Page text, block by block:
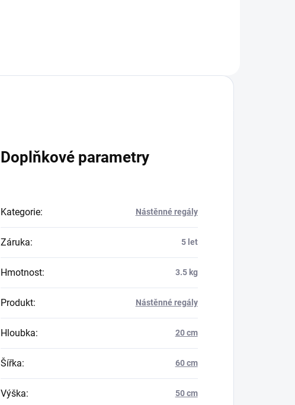
Doplňkové parametry
Kategorie: Nástěnné regály
Záruka: 5 let
Hmotnost: 3.5 kg
Produkt: Nástěnné regály
Hloubka: 20 cm
Šířka: 60 cm
Výška: 50 cm